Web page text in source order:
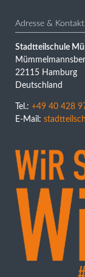
Adresse & Kontakt
Stadtteilschule
22115 Hamburg
Deutschland
Tel.: +49 40 428
E-Mail: